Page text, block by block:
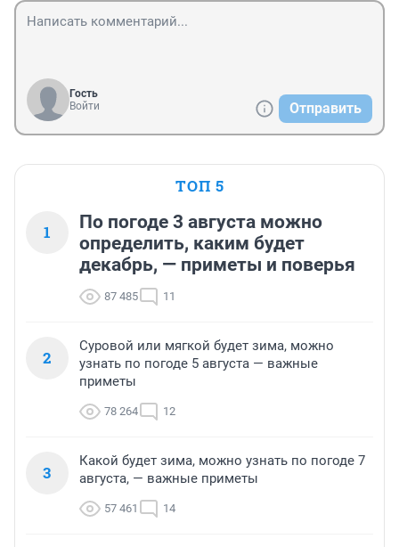
Гость
Войти
Отправить
ТОП 5
1
По погоде 3 августа можно
определить, каким будет
декабрь, — приметы и поверья
87 485 11
2
Суровой или мягкой будет зима, можно
узнать по погоде 5 августа — важные
приметы
78 264 12
3
Какой будет зима, можно узнать по погоде 7
августа, — важные приметы
57 461 14